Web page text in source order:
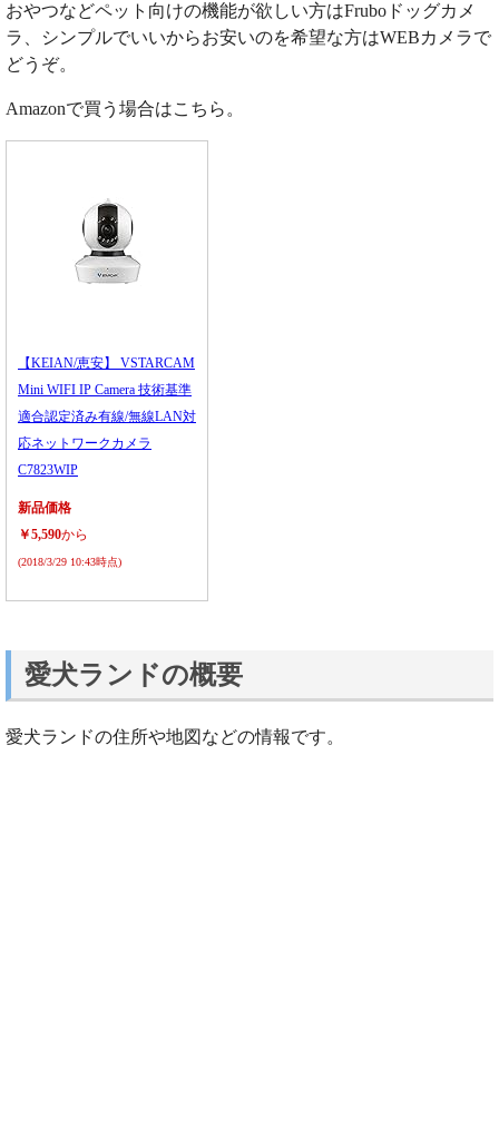
おやつなどペット向けの機能が欲しい方はFruboドッグカメ
ラ、シンプルでいいからお安いのを希望な方はWEBカメラで
どうぞ。
Amazonで買う場合はこちら。
【KEIAN/恵安】 VSTARCAM
Mini WIFI IP Camera 技術基準
適合認定済み有線/無線LAN対
応ネットワークカメラ
C7823WIP
新品価格
￥5,590から
(2018/3/29 10:43時点)
愛犬ランドの概要
愛犬ランドの住所や地図などの情報です。